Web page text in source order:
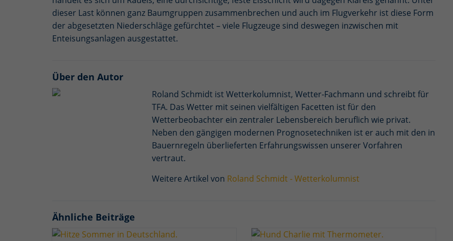
dieser Last können ganz Baumgruppen zusammenbrechen und auch im Flugverkehr ist diese Form
der abgesetzten Niederschläge gefürchtet – viele Flugzeuge sind deswegen inzwischen mit
Enteisungsanlagen ausgestattet.
Über den Autor
Roland Schmidt ist Wetterkolumnist, Wetter-Fachmann und schreibt für
TFA. Das Wetter mit seinen vielfältigen Facetten ist für den
Wetterbeobachter ein zentraler Lebensbereich beruflich wie privat.
Neben den gängigen modernen Prognosetechniken ist er auch mit den in
Bauernregeln überlieferten Erfahrungswissen unserer Vorfahren
vertraut.
Weitere Artikel von Roland Schmidt - Wetterkolumnist
Ähnliche Beiträge
hinweg verfolgen.
Cookie-Informationen anzeigen
Netzwerk zusammengeführt.
Cookie-Informationen anzeigen
Datenschutzerklärung